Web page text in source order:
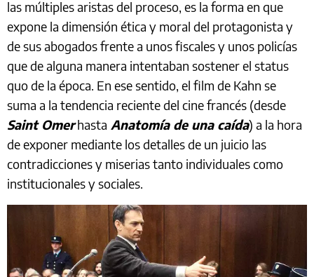
las múltiples aristas del proceso, es la forma en que
expone la dimensión ética y moral del protagonista y
de sus abogados frente a unos fiscales y unos policías
que de alguna manera intentaban sostener el status
quo de la época. En ese sentido, el film de Kahn se
suma a la tendencia reciente del cine francés (desde
Saint Omerhasta Anatomía de una caída) a la hora
de exponer mediante los detalles de un juicio las
contradicciones y miserias tanto individuales como
institucionales y sociales.